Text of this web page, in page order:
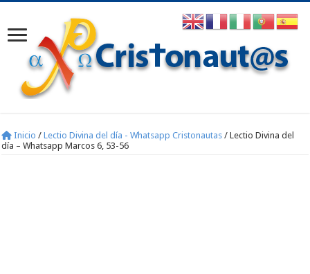
Inicio / Lectio Divina del día - Whatsapp Cristonautas / Lectio Divina del
día – Whatsapp Marcos 6, 53-56